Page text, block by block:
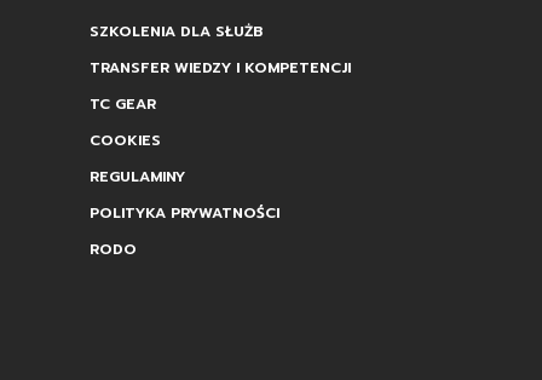
SZKOLENIA DLA SŁUŻB
TRANSFER WIEDZY I KOMPETENCJI
TC GEAR
COOKIES
REGULAMINY
POLITYKA PRYWATNOŚCI
RODO